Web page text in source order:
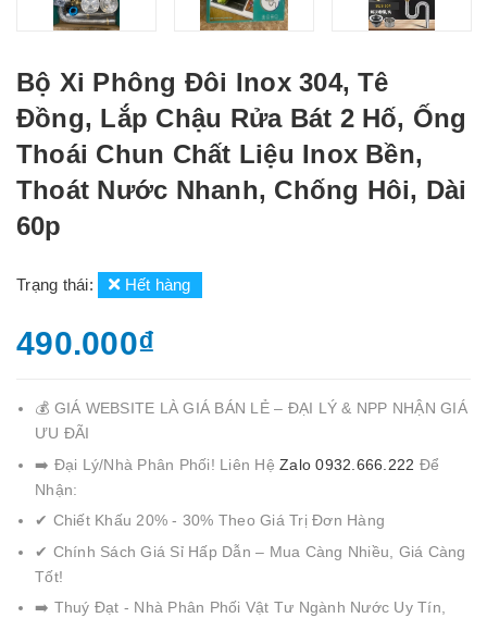
Bộ Xi Phông Đôi Inox 304, Tê
Đồng, Lắp Chậu Rửa Bát 2 Hố, Ống
Thoái Chun Chất Liệu Inox Bền,
Thoát Nước Nhanh, Chống Hôi, Dài
60p
Trạng thái: Hết hàng
490.000₫
💰 GIÁ WEBSITE LÀ GIÁ BÁN LẺ – ĐẠI LÝ & NPP NHẬN GIÁ
ƯU ĐÃI
➡️ Đại Lý/Nhà Phân Phối! Liên Hệ Zalo 0932.666.222 Để
Nhận:
✔ Chiết Khấu 20% - 30% Theo Giá Trị Đơn Hàng
✔ Chính Sách Giá Sỉ Hấp Dẫn – Mua Càng Nhiều, Giá Càng
Tốt!
➡️ Thuý Đạt - Nhà Phân Phối Vật Tư Ngành Nước Uy Tín,